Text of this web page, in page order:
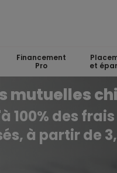
Financement
Pro
et
mutuelles
100% des
à partir de